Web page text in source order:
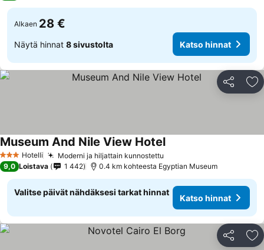
Alkaen 28 €
Näytä hinnat 8 sivustolta Katso hinnat
Jaa
3 Tähtiluokitus
Hotelli Moderni ja hiljattain kunnostettu
Museum And Nile View Hotel
9,0 Loistava 1 442 0.4 km kohteesta Egyptian Museum
Valitse päivät nähdäksesi tarkat hinnat
Katso hinnat
Jaa